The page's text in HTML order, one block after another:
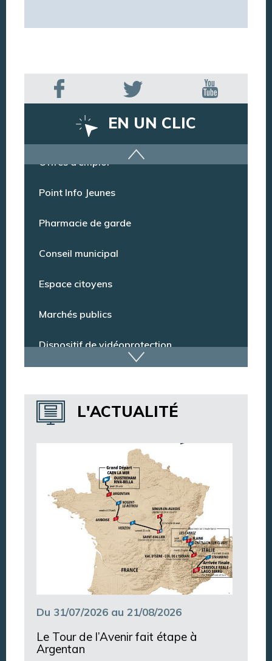
EN UN CLIC
Dispositif de vidéoprotection
Annuaire des services
Annuaire des associations
Argentan Aujourd’hui
L'ACTUALITÉ
Du 31/07/2026 au 21/08/2026
Le Tour de l’Avenir fait étape à
Argentan